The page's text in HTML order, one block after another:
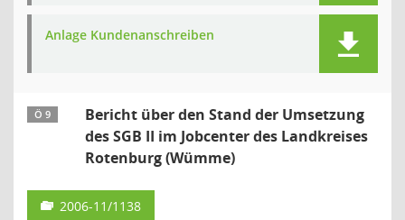
Anlage Kundenanschreiben
Ö 9
Bericht über den Stand der Umsetzung
des SGB II im Jobcenter des Landkreises
Rotenburg (Wümme)
2006-11/1138